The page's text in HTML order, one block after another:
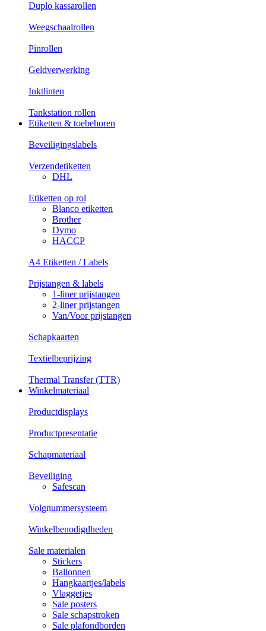
Duplo kassarollen
Weegschaalrollen
Pinrollen
Geldverwerking
Inktlinten
Tankstation rollen
Etiketten & toebehoren
Beveiligingslabels
Verzendetiketten
DHL
Etiketten op rol
Blanco etiketten
Brother
Dymo
HACCP
A4 Etiketten / Labels
Prijstangen & labels
1-liner prijstangen
2-liner prijstangen
Van/Voor prijstangen
Schapkaarten
Textielbeprijzing
Thermal Transfer (TTR)
Winkelmateriaal
Productdisplays
Productpresentatie
Schapmateriaal
Beveiliging
Safescan
Volgnummersysteem
Winkelbenodigdheden
Sale materialen
Stickers
Ballonnen
Hangkaartjes/labels
Vlaggetjes
Sale posters
Sale schapstroken
Sale plafondborden